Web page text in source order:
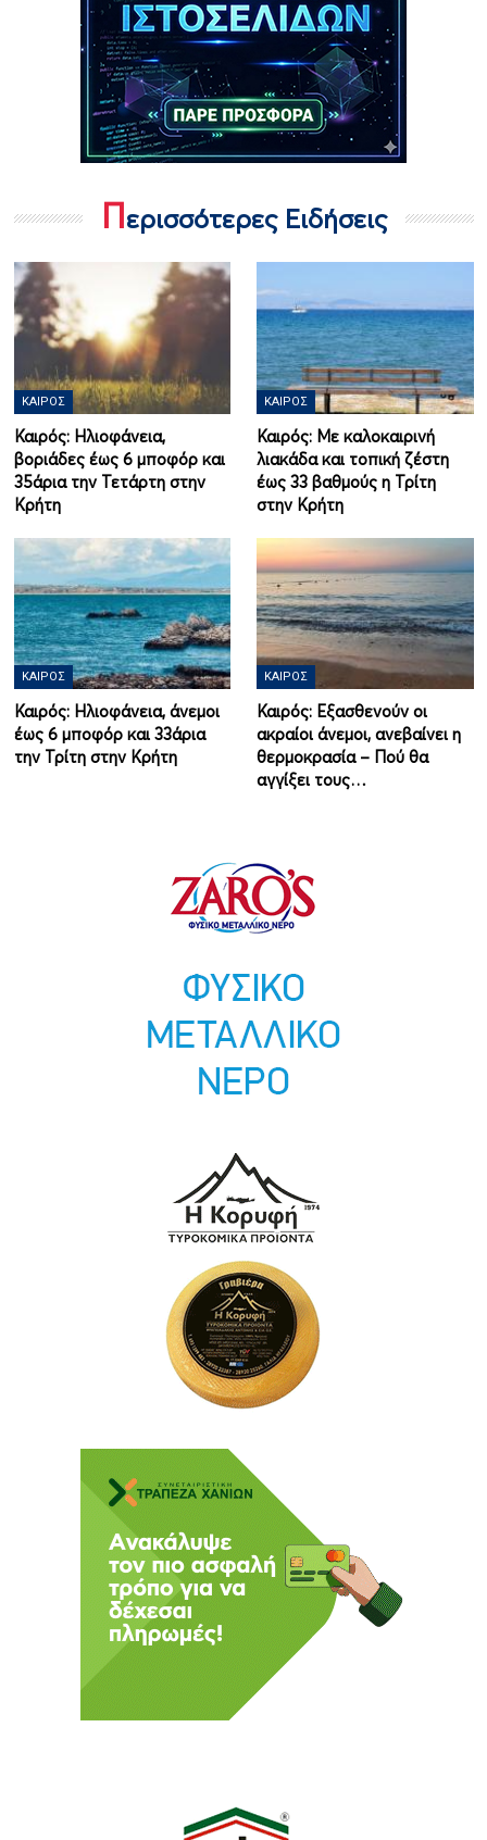
Περισσότερες Ειδήσεις
ΚΑΙΡΌΣ
Καιρός: Ηλιοφάνεια,
βοριάδες έως 6 μποφόρ και
35άρια την Τετάρτη στην
Κρήτη
ΚΑΙΡΌΣ
Καιρός: Με καλοκαιρινή
λιακάδα και τοπική ζέστη
έως 33 βαθμούς η Τρίτη
στην Κρήτη
ΚΑΙΡΌΣ
Καιρός: Ηλιοφάνεια, άνεμοι
έως 6 μποφόρ και 33άρια
την Τρίτη στην Κρήτη
ΚΑΙΡΌΣ
Καιρός: Εξασθενούν οι
ακραίοι άνεμοι, ανεβαίνει η
θερμοκρασία – Πού θα
αγγίξει τους…